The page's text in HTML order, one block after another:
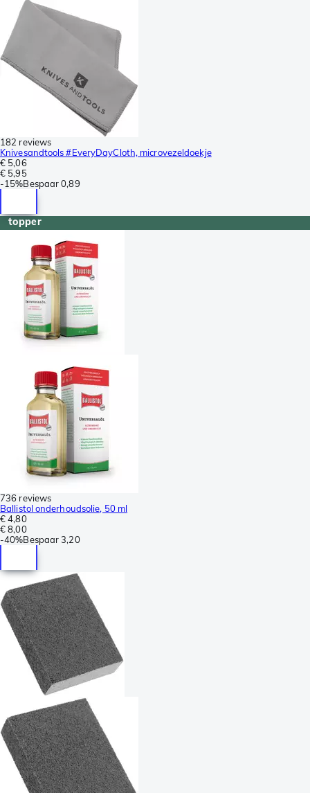
182 reviews
Knivesandtools #EveryDayCloth, microvezeldoekje
€ 5,06
€ 5,95
-15%Bespaar 0,89
topper
736 reviews
Ballistol onderhoudsolie, 50 ml
€ 4,80
€ 8,00
-40%Bespaar 3,20